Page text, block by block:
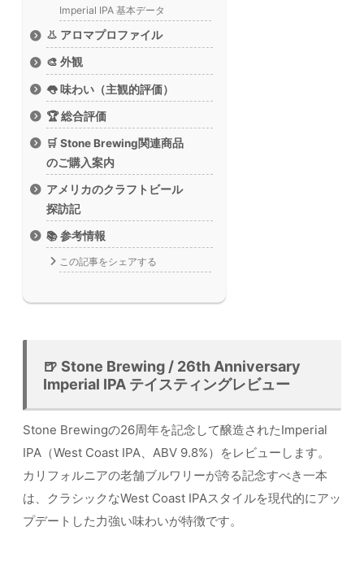
Imperial IPA 基本データ
👃 アロマプロファイル
🎨 外観
👅 味わい（主観的評価）
🏆 総合評価
🛒 Stone Brewing関連商品
のご購入案内
アメリカのクラフトビール
探訪記
📚 参考情報
この記事をシェアする
🍺 Stone Brewing / 26th Anniversary
Imperial IPA テイスティングレビュー
Stone Brewingの26周年を記念して醸造されたImperial
IPA（West Coast IPA、ABV 9.8%）をレビューします。
カリフォルニアの老舗ブルワリーが誇る記念すべき一本
は、クラシックなWest Coast IPAスタイルを現代的にアッ
プデートした力強い味わいが特徴です。